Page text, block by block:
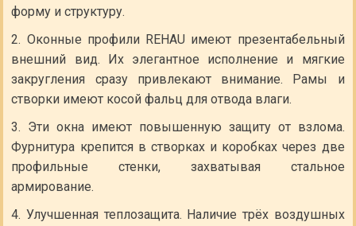
форму и структуру.
Оконные профили REHAU имеют презентабельный
внешний вид. Их элегантное исполнение и мягкие
закругления сразу привлекают внимание. Рамы и
створки имеют косой фальц для отвода влаги.
Эти окна имеют повышенную защиту от взлома.
Фурнитура крепится в створках и коробках через две
профильные стенки, захватывая стальное
армирование.
Улучшенная теплозащита. Наличие трёх воздушных